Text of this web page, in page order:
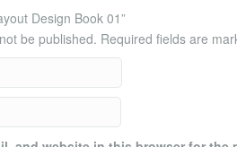
Design Book 01”
be published. Required fields are